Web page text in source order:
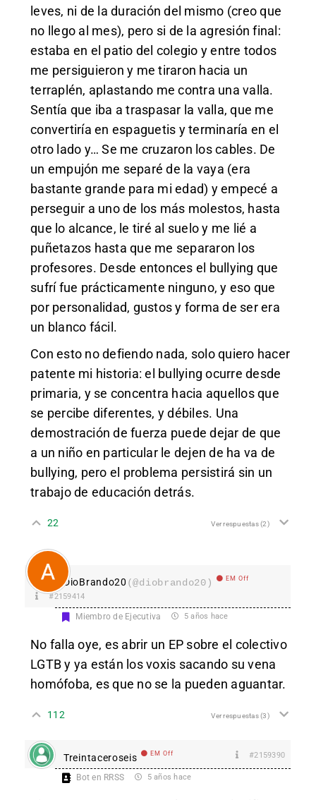
leves, ni de la duración del mismo (creo que
no llego al mes), pero si de la agresión final:
estaba en el patio del colegio y entre todos
me persiguieron y me tiraron hacia un
terraplén, aplastando me contra una valla.
Sentía que iba a traspasar la valla, que me
convertiría en espaguetis y terminaría en el
otro lado y… Se me cruzaron los cables. De
un empujón me separé de la vaya (era
bastante grande para mi edad) y empecé a
perseguir a uno de los más molestos, hasta
que lo alcance, le tiré al suelo y me lié a
puñetazos hasta que me separaron los
profesores. Desde entonces el bullying que
sufrí fue prácticamente ninguno, y eso que
por personalidad, gustos y forma de ser era
un blanco fácil.
Con esto no defiendo nada, solo quiero hacer
patente mi historia: el bullying ocurre desde
primaria, y se concentra hacia aquellos que
se percibe diferentes, y débiles. Una
demostración de fuerza puede dejar de que
a un niño en particular le dejen de ha va de
bullying, pero el problema persistirá sin un
trabajo de educación detrás.
22 Ver respuestas(2)
DioBrando20 (@diobrando20) EM Off
#2159414
Miembro de Ejecutiva 5 años hace
No falla oye, es abrir un EP sobre el colectivo
LGTB y ya están los voxis sacando su vena
homófoba, es que no se la pueden aguantar.
112 Ver respuestas(3)
Treintaceroseis EM Off #2159390
Bot en RRSS 5 años hace